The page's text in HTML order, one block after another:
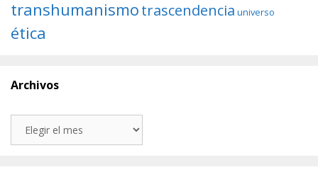
transhumanismotrascendencia universo
ética
Archivos